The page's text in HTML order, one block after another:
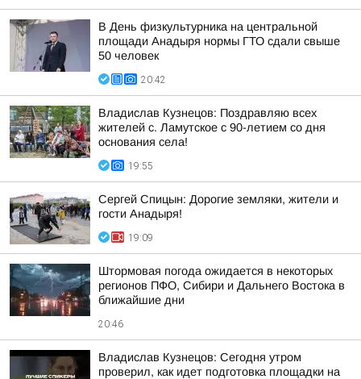
В День физкультурника на центральной
площади Анадыря нормы ГТО сдали свыше
50 человек
20:42
Владислав Кузнецов: Поздравляю всех
жителей с. Ламутское с 90-летием со дня
основания села!
19:55
Сергей Спицын: Дорогие земляки, жители и
гости Анадыря!
19:09
Штормовая погода ожидается в некоторых
регионов ПФО, Сибири и Дальнего Востока в
ближайшие дни
20:46
Владислав Кузнецов: Сегодня утром
проверил, как идет подготовка площадки на